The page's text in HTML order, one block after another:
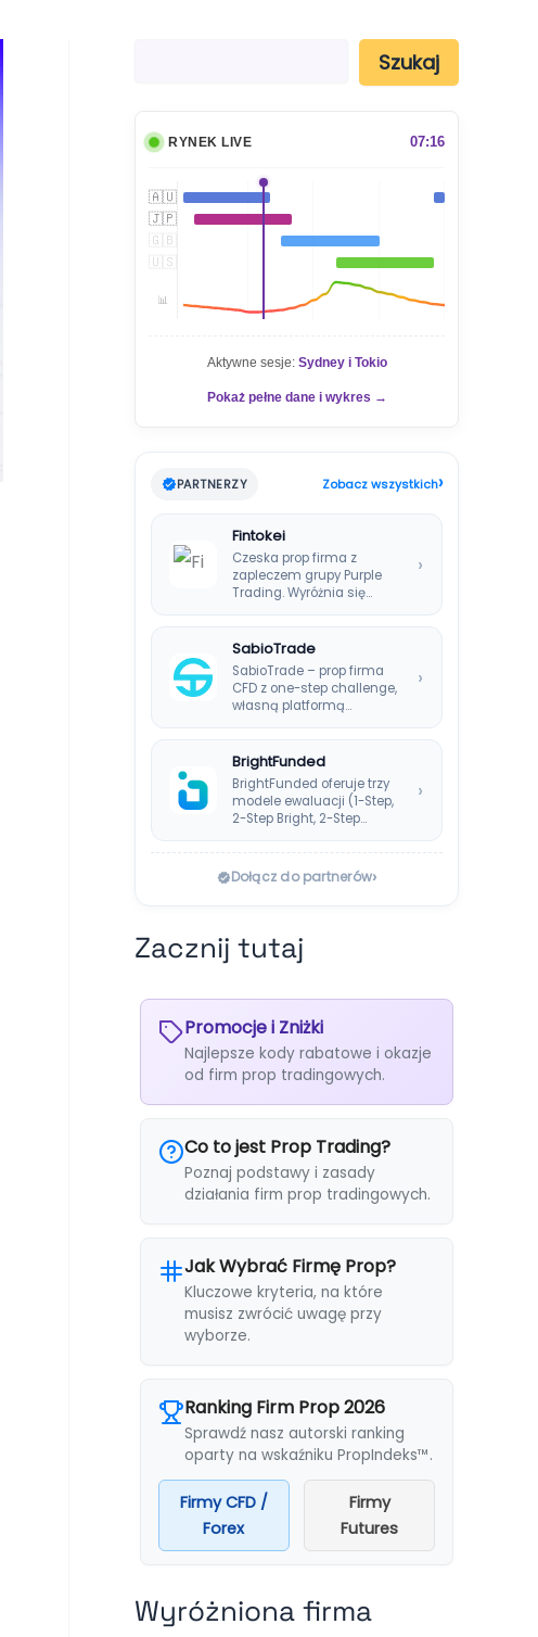
Szukaj
RYNEK LIVE 07:16
🇦🇺
🇯🇵
🇬🇧
🇺🇸
📊
Aktywne sesje: Sydney i Tokio
Pokaż pełne dane i wykres →
PARTNERZY Zobacz wszystkich›
Fintokei
Czeska prop firma z
zapleczem grupy Purple
Trading. Wyróżnia się
Payouts, wypłatami…
›
SabioTrade
SabioTrade – prop firma
CFD z one-step challenge,
własną platformą
wypłatami co…
›
BrightFunded
BrightFunded oferuje trzy
modele ewaluacji (1-Step,
2-Step Bright, 2-Step
consistency rule,…
›
Dołącz do partnerów›
Zacznij tutaj
Promocje i Zniżki
Najlepsze kody rabatowe i okazje
od firm prop tradingowych.
Co to jest Prop Trading?
Poznaj podstawy i zasady
działania firm prop tradingowych.
Jak Wybrać Firmę Prop?
Kluczowe kryteria, na które
musisz zwrócić uwagę przy
wyborze.
Ranking Firm Prop 2026
Sprawdź nasz autorski ranking
oparty na wskaźniku PropIndeks™.
Firmy CFD /
Forex
Firmy
Futures
Wyróżniona firma